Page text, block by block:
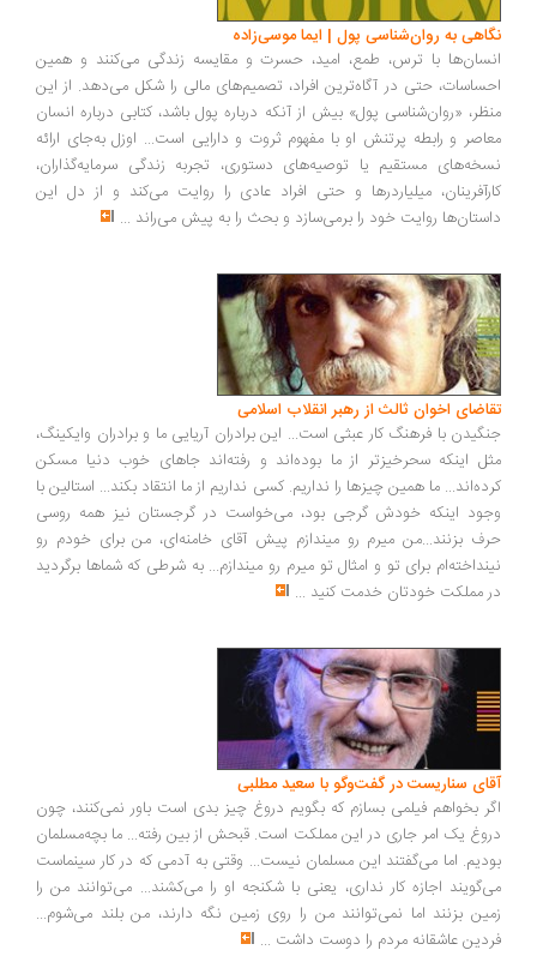
به روان‌شناسی پول | ایما موسی‌زاده
با ترس، طمع، امید، حسرت و مقایسه زندگی می‌کنند و همین
حتی در آگاه‌ترین افراد، تصمیم‌های مالی را شکل می‌دهد. از این
«روان‌شناسی پول» بیش از آنکه درباره پول باشد، کتابی درباره انسان
و رابطه پرتنش او با مفهوم ثروت و دارایی است... اوزل به‌جای ارائه
مستقیم یا توصیه‌های دستوری، تجربه زندگی سرمایه‌گذاران،
میلیاردرها و حتی افراد عادی را روایت می‌کند و از دل این
روایت خود را برمی‌سازد و بحث را به پیش می‌راند ...
اخوان ثالث از رهبر انقلاب اسلامی
با فرهنگ کار عبثی است... این برادران آریایی ما و برادران وایکینگ،
اینکه سحرخیزتر از ما بوده‌اند و رفته‌اند جاهای خوب دنیا مسکن
ما همین چیزها را نداریم. کسی نداریم از ما انتقاد بکند... استالین با
اینکه خودش گرجی بود، می‌خواست در گرجستان نیز همه روسی
بزنند...من میرم رو میندازم پیش آقای خامنه‌ای، من برای خودم رو
برای تو و امثال تو میرم رو میندازم... به شرطی که شماها برگردید
مملکت خودتان خدمت کنید...
سناریست در گفت‌وگو با سعید مطلبی
بخواهم فیلمی بسازم که بگویم دروغ چیز بدی است باور نمی‌کنند، چون
یک امر جاری در این مملکت است. قبحش از بین رفته... ما بچه‌مسلمان
اما می‌گفتند این مسلمان نیست... وقتی به آدمی که در کار سینماست
اجازه کار نداری، یعنی با شکنجه او را می‌کشند... می‌توانند من را
بزنند اما نمی‌توانند من را روی زمین نگه دارند، من بلند می‌شوم...
عاشقانه مردم را دوست داشت ...